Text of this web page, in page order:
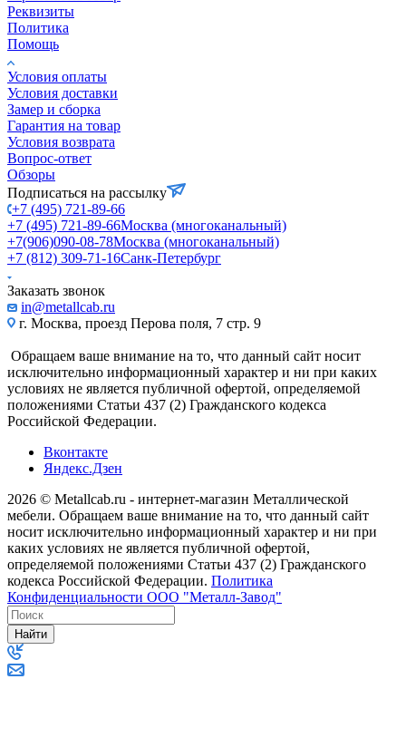
Реквизиты
Политика
Помощь
Условия оплаты
Условия доставки
Замер и сборка
Гарантия на товар
Условия возврата
Вопрос-ответ
Обзоры
Подписаться на рассылку
+7 (495) 721-89-66
+7 (495) 721-89-66Москва (многоканальный)
+7(906)090-08-78Москва (многоканальный)
+7 (812) 309-71-16Санк-Петербург
Заказать звонок
in@metallcab.ru
г. Москва, проезд Перова поля, 7 стр. 9
Обращаем ваше внимание на то, что данный сайт носит
исключительно информационный характер и ни при каких
условиях не является публичной офертой, определяемой
положениями Статьи 437 (2) Гражданского кодекса
Российской Федерации.
Вконтакте
Яндекс.Дзен
2026 © Metallcab.ru - интернет-магазин Металлической
мебели. Обращаем ваше внимание на то, что данный сайт
носит исключительно информационный характер и ни при
каких условиях не является публичной офертой,
определяемой положениями Статьи 437 (2) Гражданского
кодекса Российской Федерации. Политика
Конфиденциальности ООО "Металл-Завод"
Найти